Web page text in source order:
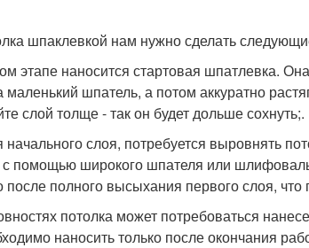
шпаклевкой нам нужно сделать
этапе наносится стартовая шпатлевка.
шпатель, а потом аккуратно
слой толще - так он будет дольше сохнуть;.
слоя, потребуется выровнять
помощью широкого шпателя или
полного высыхания первого слоя, что
потолка может потребоваться
наносить только после окончания